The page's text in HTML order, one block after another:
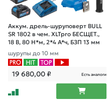
Аккум. дрель-шуруповерт BULL
SR 1802 в чем. XLTpro БЕСЩЕТ.,
18 В, 80 Н*м, 2*4 А*ч, БЗП 13 мм
шурупы до 10 мм
19 680,00₽ Есть аналоги